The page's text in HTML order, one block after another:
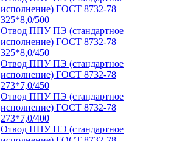
исполнение) ГОСТ 8732-78
325*8,0/500
Отвод ППУ ПЭ (стандартное
исполнение) ГОСТ 8732-78
325*8,0/450
Отвод ППУ ПЭ (стандартное
исполнение) ГОСТ 8732-78
273*7,0/450
Отвод ППУ ПЭ (стандартное
исполнение) ГОСТ 8732-78
273*7,0/400
Отвод ППУ ПЭ (стандартное